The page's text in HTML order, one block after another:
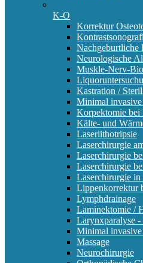
K-O
Korrektur
Nachgeburtliche
Neurologische
Muskle-Nerv-
Kastration /
Minimal
Korpektomie bei
Kälte- und
Laserlithotripsie
Laserchirurgie
Laserchirurgie
Laserchirurgie
Laserchirurgie
Lippenkorrektur
Lymphdrainage
Laminektomie /
Larynxparalyse
Minimal
Massage
Neurochirurgie